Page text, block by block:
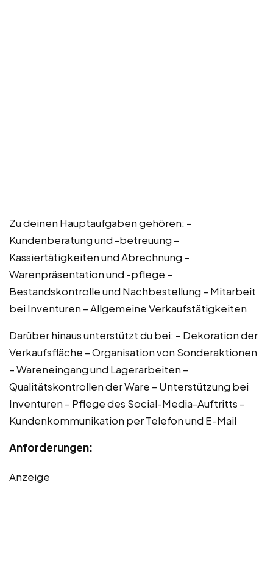
Zu deinen Hauptaufgaben gehören: –
Kundenberatung und -betreuung –
Kassiertätigkeiten und Abrechnung –
Warenpräsentation und -pflege –
Bestandskontrolle und Nachbestellung – Mitarbeit
bei Inventuren – Allgemeine Verkaufstätigkeiten
Darüber hinaus unterstützt du bei: – Dekoration der
Verkaufsfläche – Organisation von Sonderaktionen
– Wareneingang und Lagerarbeiten –
Qualitätskontrollen der Ware – Unterstützung bei
Inventuren – Pflege des Social-Media-Auftritts –
Kundenkommunikation per Telefon und E-Mail
Anforderungen:
Anzeige